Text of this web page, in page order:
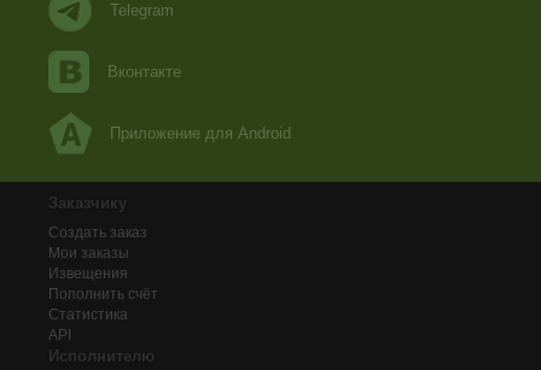
Telegram
Вконтакте
Приложение для Android
Заказчику
Создать заказ
Мои заказы
Извещения
Пополнить счёт
Статистика
API
Исполнителю